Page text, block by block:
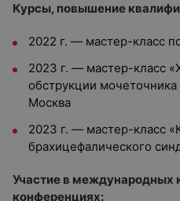
Курсы, повышение
2022 г. — мастер-класс
2023 г. — мастер-класс
обструкции мочеточника
Москва
2023 г. — мастер-класс
брахицефалического
Участие в международных
конференциях: